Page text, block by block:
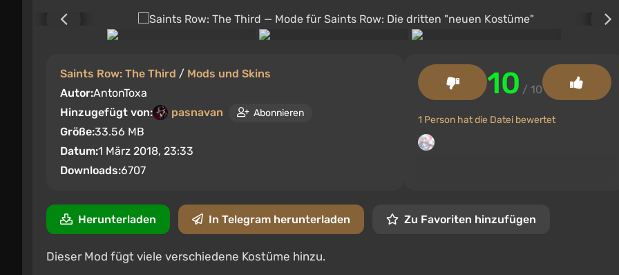
Saints Row: The Third / Mods und Skins
Autor:AntonToxa
Hinzugefügt von:
pasnavan Abonnieren
Größe:33.56 MB
Datum:1 März 2018, 23:33
Downloads:6707
10 / 10
1 Person hat die Datei bewertet
Herunterladen In Telegram herunterladen Zu Favoriten hinzufügen
Dieser Mod fügt viele verschiedene Kostüme hinzu.